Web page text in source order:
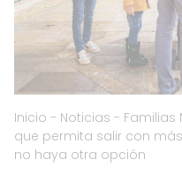
Inicio - Noticias - Familias
que permita salir con
no haya otra opción